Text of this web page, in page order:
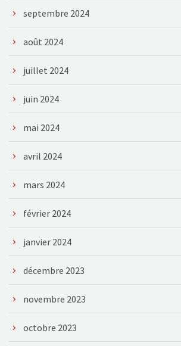
septembre 2024
août 2024
juillet 2024
juin 2024
mai 2024
avril 2024
mars 2024
février 2024
janvier 2024
décembre 2023
novembre 2023
octobre 2023